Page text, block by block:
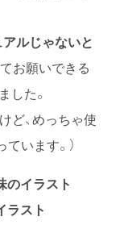
ルじゃないと
お願いできる
した。
ど、めっちゃ使
います。）
のイラスト
ラスト